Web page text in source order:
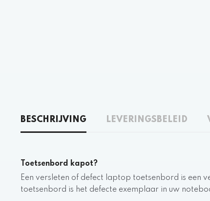
BESCHRIJVING LEVERINGSBELEID
Toetsenbord kapot?
Een versleten of defect laptop toetsenbord is een
toetsenbord is het defecte exemplaar in uw